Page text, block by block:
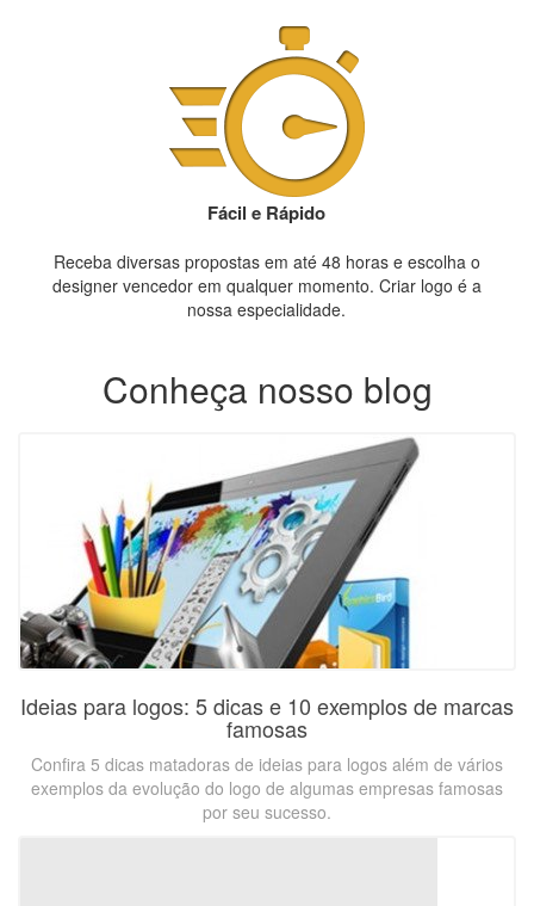
Fácil e Rápido
Receba diversas propostas em até 48 horas e escolha o
designer vencedor em qualquer momento. Criar logo é a
nossa especialidade.
Conheça nosso blog
Ideias para logos: 5 dicas e 10 exemplos de marcas
famosas
Confira 5 dicas matadoras de ideias para logos além de vários
exemplos da evolução do logo de algumas empresas famosas
por seu sucesso.